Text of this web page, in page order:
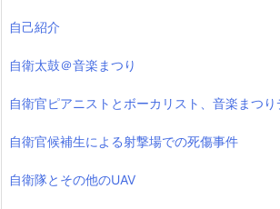
自己紹介
自衛太鼓＠音楽まつり
自衛官ピアニストとボーカリスト、音楽まつり
自衛官候補生による射撃場での死傷事件
自衛隊とその他のUAV